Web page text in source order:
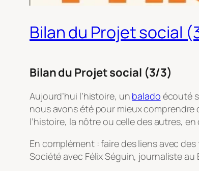
Bilan du Projet social
Bilan du Projet social (3/3)
Aujourd’hui l’histoire, un balado écouté
nous avons été pour mieux comprendre
l’histoire, la nôtre ou celle des autres,
En complément : faire des liens avec
Société avec Félix Séguin, journaliste